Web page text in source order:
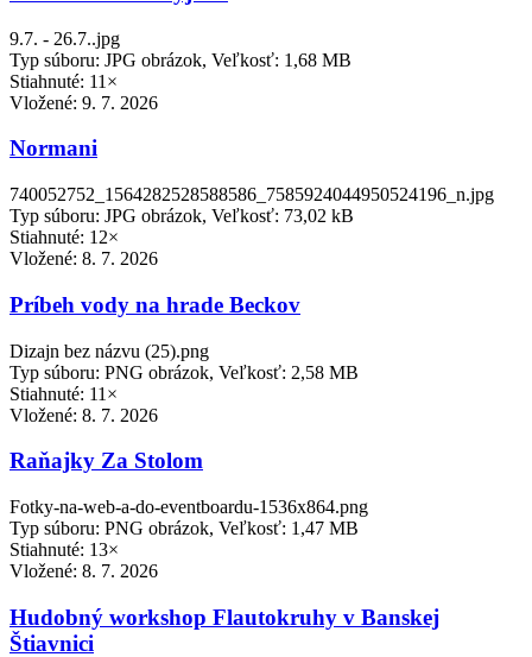
9.7. - 26.7..jpg
Typ súboru: JPG obrázok, Veľkosť: 1,68 MB
Stiahnuté: 11×
Vložené: 9. 7. 2026
Normani
740052752_1564282528588586_7585924044950524196_n.jpg
Typ súboru: JPG obrázok, Veľkosť: 73,02 kB
Stiahnuté: 12×
Vložené: 8. 7. 2026
Príbeh vody na hrade Beckov
Dizajn bez názvu (25).png
Typ súboru: PNG obrázok, Veľkosť: 2,58 MB
Stiahnuté: 11×
Vložené: 8. 7. 2026
Raňajky Za Stolom
Fotky-na-web-a-do-eventboardu-1536x864.png
Typ súboru: PNG obrázok, Veľkosť: 1,47 MB
Stiahnuté: 13×
Vložené: 8. 7. 2026
Hudobný workshop Flautokruhy v Banskej
Štiavnici